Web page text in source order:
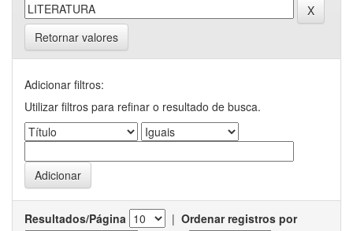
Retornar valores
Adicionar filtros:
Utilizar filtros para refinar o resultado de busca.
Resultados/Página | Ordenar registros por